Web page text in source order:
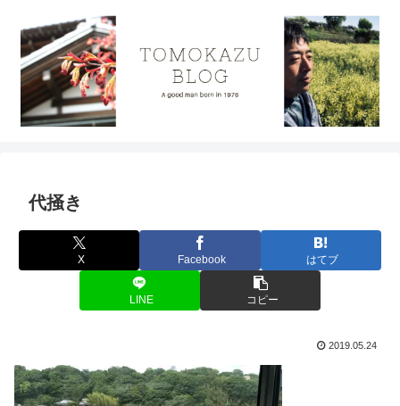
代掻き
X Facebook はてブ
LINE コピー
2019.05.24